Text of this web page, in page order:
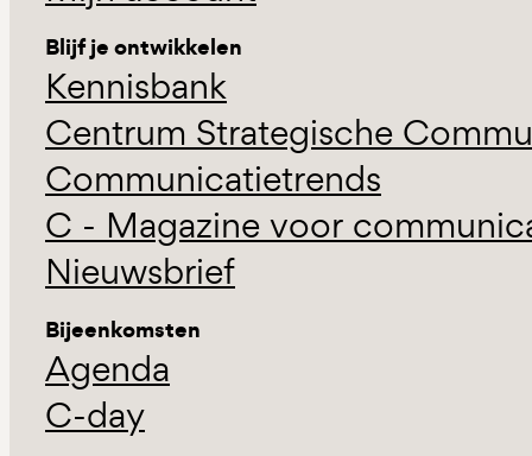
Blijf je ontwikkelen
Kennisbank
Centrum Strategische
Communicatietrends
C - Magazine voor
Nieuwsbrief
Bijeenkomsten
Agenda
C-day